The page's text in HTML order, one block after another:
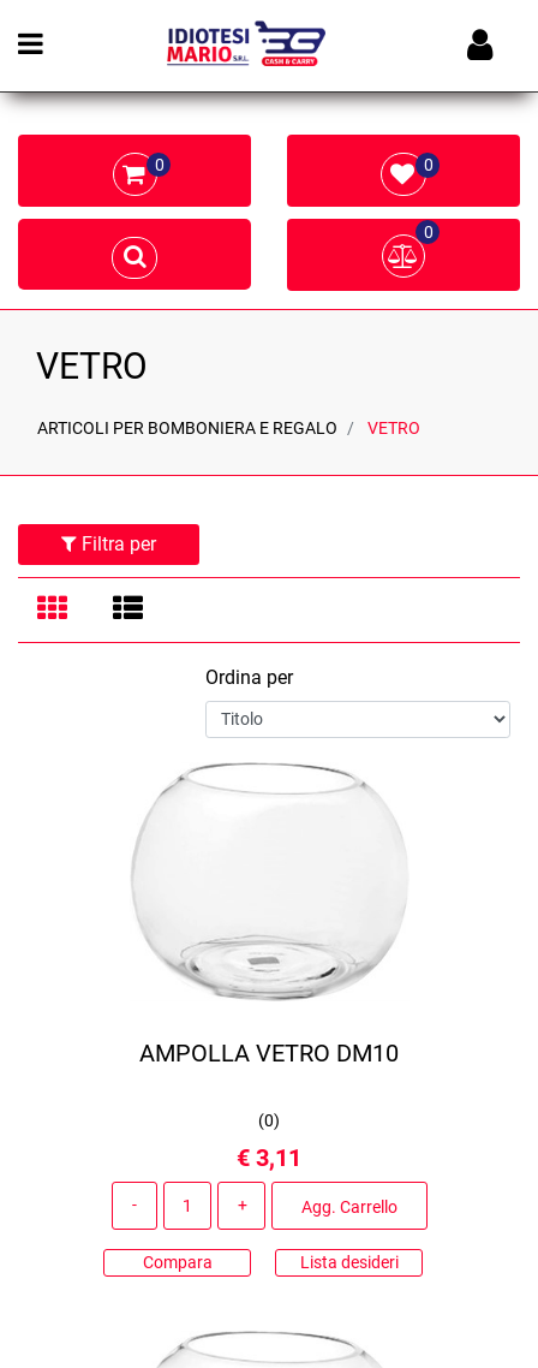
Open menu
0 0
0
VETRO
ARTICOLI PER BOMBONIERA E REGALO VETRO
Filtra per
Ordina per
AMPOLLA VETRO DM10
(0)
€ 3,11
Agg. Carrello
Compara Lista desideri